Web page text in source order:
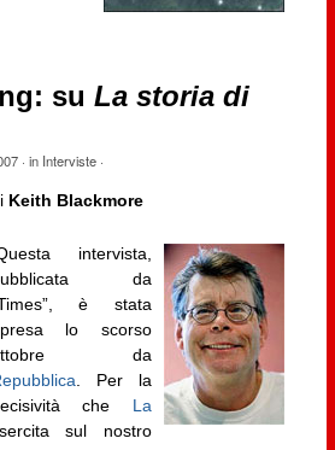
su La storia di
· in Interviste·
Keith Blackmore
intervista,
da
è stata
lo scorso
da
. Per la
che La
sul nostro